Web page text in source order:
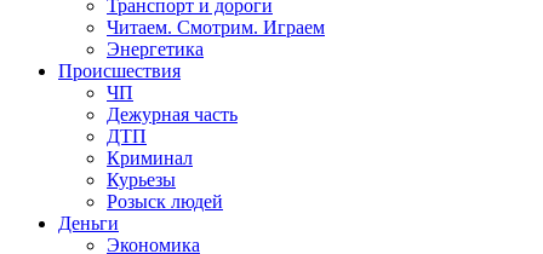
Транспорт и дороги
Читаем. Смотрим. Играем
Энергетика
Происшествия
ЧП
Дежурная часть
ДТП
Криминал
Курьезы
Розыск людей
Деньги
Экономика